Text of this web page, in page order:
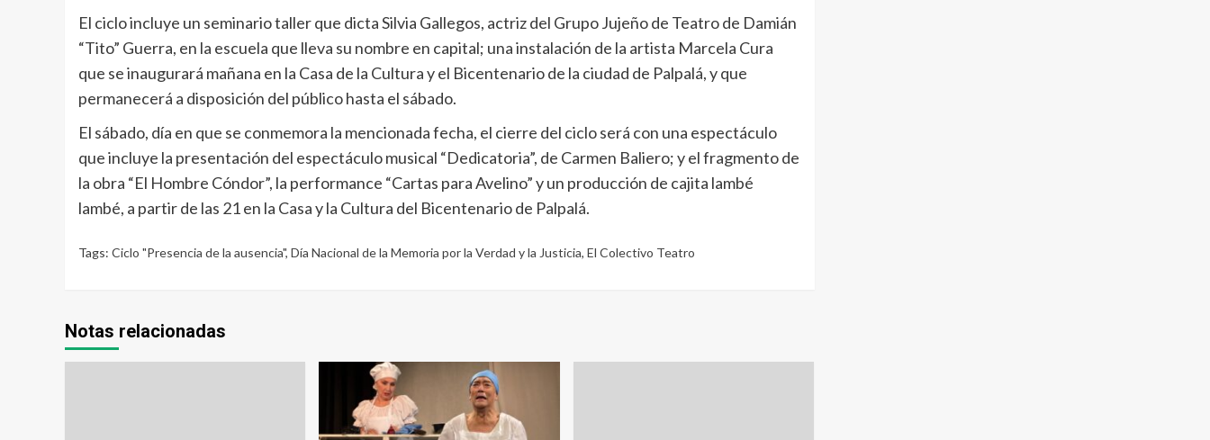
El ciclo incluye un seminario taller que dicta Silvia Gallegos, actriz del Grupo Jujeño de Teatro de Damián
“Tito” Guerra, en la escuela que lleva su nombre en capital; una instalación de la artista Marcela Cura
que se inaugurará mañana en la Casa de la Cultura y el Bicentenario de la ciudad de Palpalá, y que
permanecerá a disposición del público hasta el sábado.
El sábado, día en que se conmemora la mencionada fecha, el cierre del ciclo será con una espectáculo
que incluye la presentación del espectáculo musical “Dedicatoria”, de Carmen Baliero; y el fragmento de
la obra “El Hombre Cóndor”, la performance “Cartas para Avelino” y un producción de cajita lambé
lambé, a partir de las 21 en la Casa y la Cultura del Bicentenario de Palpalá.
Tags: Ciclo "Presencia de la ausencia", Día Nacional de la Memoria por la Verdad y la Justicia, El Colectivo Teatro
Notas relacionadas